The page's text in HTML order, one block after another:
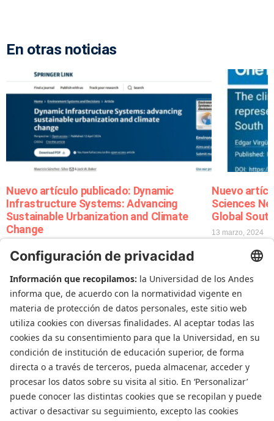
En otras noticias
Nuevo artículo publicado: Dynamic
Infrastructure Systems: Advancing
Sustainable Urbanization and Climate
Change
Nuevo
Sciences
Global
13 marzo, 2024
Departamento de Ingenieria Civil y Ambiental
Universidad de Los Andes
Carrera 1 Este N. 19A-40
Edificio Mario Laserna, Off. ML630